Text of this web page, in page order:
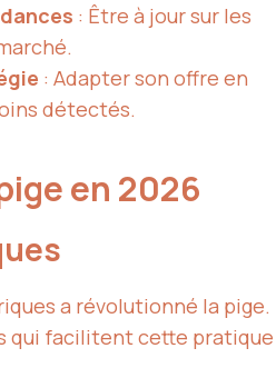
: Être à jour sur les
: Adapter son offre en
détectés.
en 2026
a révolutionné la pige.
qui facilitent cette pratique